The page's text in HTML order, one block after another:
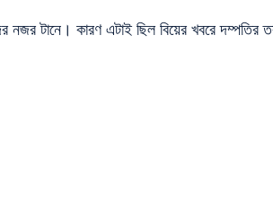
টানে। কারণ এটাই ছিল বিয়ের খবরে দম্পতির